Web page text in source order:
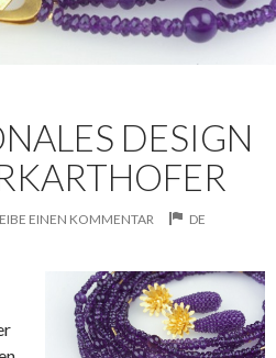
DESIGN
EINEN KOMMENTAR DE